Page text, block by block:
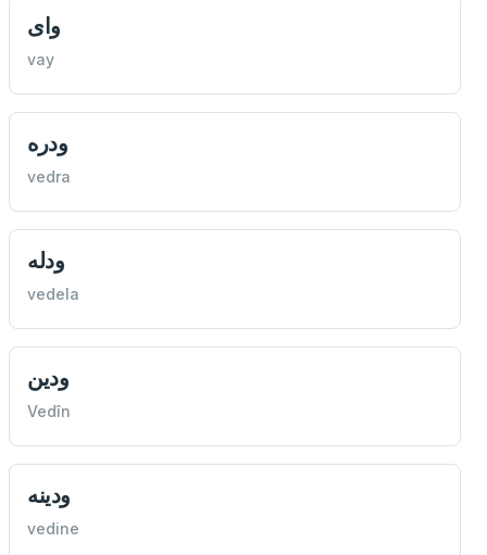
وای
vay
ودره
vedra
ودله
vedela
ودين
Vedîn
ودينه
vedine